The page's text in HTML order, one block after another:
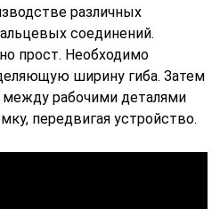
различных
соединений.
прост. Необходимо
ширину гиба. Затем
между рабочими деталями
передвигая устройство.